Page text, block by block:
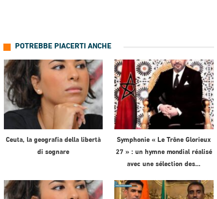
POTREBBE PIACERTI ANCHE
Ceuta, la geografia della libertà
di sognare
Symphonie « Le Trône Glorieux
27 » : un hymne mondial réalisé
avec une sélection des…